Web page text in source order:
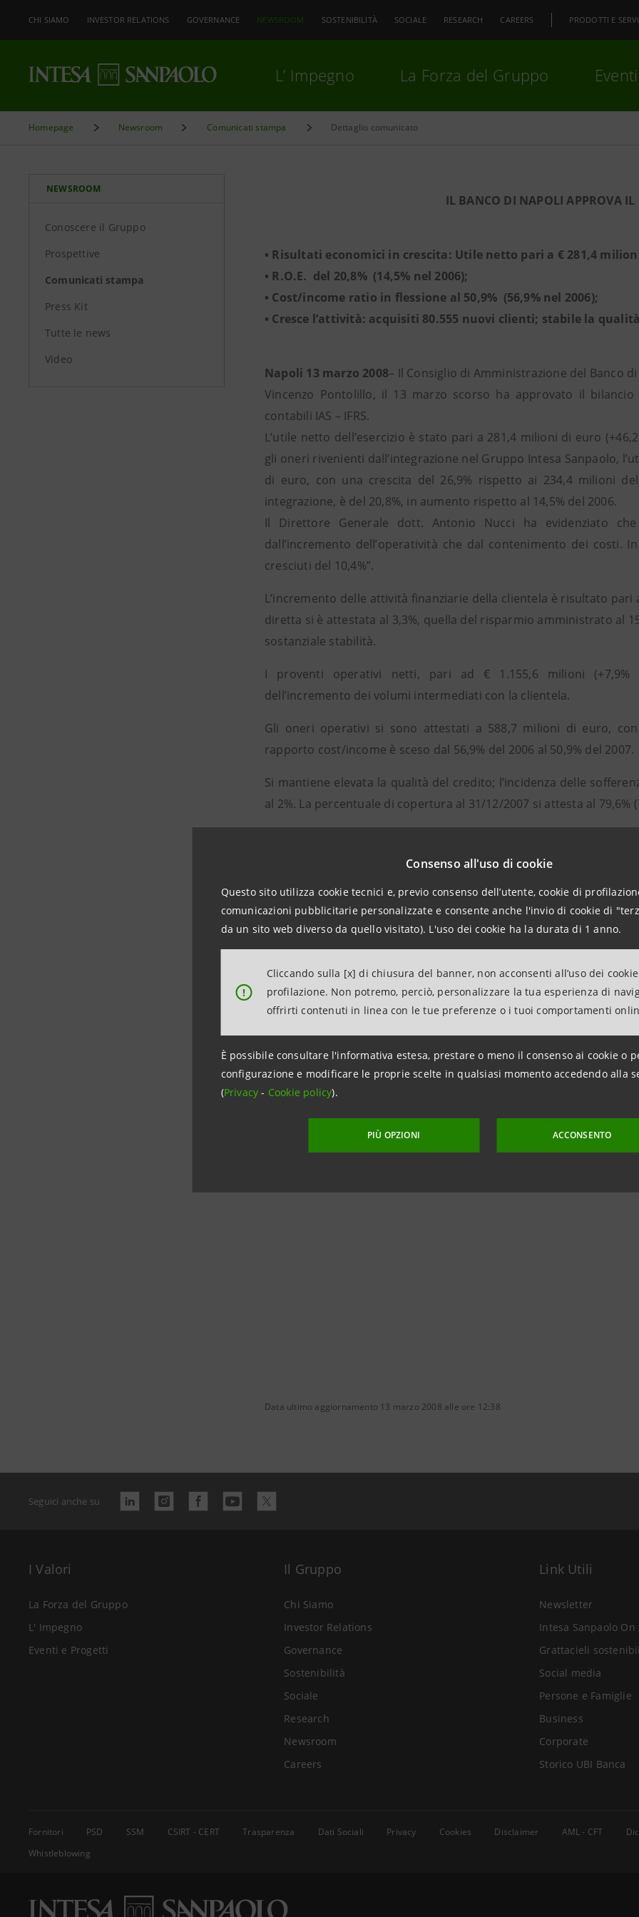
Consenso all'uso di cookie
Questo sito utilizza cookie tecnici e, previo consenso dell’utente, cookie di
comunicazioni pubblicitarie personalizzate e consente anche l'invio di cookie di
da un sito web diverso da quello visitato). L'uso dei cookie ha la durata di 1 anno.
!
Cliccando sulla [x] di chiusura del banner, non acconsenti all’uso dei
profilazione. Non potremo, perciò, personalizzare la tua esperienza di
offrirti contenuti in linea con le tue preferenze o i tuoi comportamenti
È possibile consultare l'informativa estesa, prestare o meno il consenso ai cookie o
configurazione e modificare le proprie scelte in qualsiasi momento accedendo alla
(Privacy- Cookie policy).
PIÙ OPZIONI ACCONSENTO
CHI SIAMO INVESTOR RELATIONS GOVERNANCE NEWSROOM SOSTENIBILITÀ SOCIALE RESEARCH CAREERS PRODOTTI E
L’ Impegno La Forza del Gruppo
Homepage Newsroom Comunicati stampa Dettaglio comunicato
NEWSROOM
Conoscere il Gruppo
Prospettive
Comunicati stampa
Press Kit
Tutte le news
Video
IL BANCO DI NAPOLI APPROVA
• Risultati economici in crescita: Utile netto pari a € 281,4
• R.O.E. del 20,8% (14,5% nel 2006);
• Cost/income ratio in flessione al 50,9% (56,9% nel 2006);
• Cresce l’attività: acquisiti 80.555 nuovi clienti; stabile la
Napoli 13 marzo 2008– Il Consiglio di Amministrazione del Banco
Vincenzo Pontolillo, il 13 marzo scorso ha approvato il
contabili IAS – IFRS.
L’utile netto dell’esercizio è stato pari a 281,4 milioni di euro
gli oneri rivenienti dall’integrazione nel Gruppo Intesa Sanpaolo,
di euro, con una crescita del 26,9% rispetto ai 234,4 milioni
integrazione, è del 20,8%, in aumento rispetto al 14,5% del 2006.
Il Direttore Generale dott. Antonio Nucci ha evidenziato
dall’incremento dell’operatività che dal contenimento dei costi.
cresciuti del 10,4%”.
L’incremento delle attività finanziarie della clientela è risultato pari
diretta si è attestata al 3,3%, quella del risparmio amministrato al
sostanziale stabilità.
I proventi operativi netti, pari ad € 1.155,6 milioni (+7,9%
dell’incremento dei volumi intermediati con la clientela.
Gli oneri operativi si sono attestati a 588,7 milioni di euro,
rapporto cost/income è sceso dal 56,9% del 2006 al 50,9% del 2007.
Si mantiene elevata la qualità del credito; l’incidenza delle
al 2%. La percentuale di copertura al 31/12/2007 si attesta al 79,6%
Molto intensa è risultata la crescita dei prodotti,
In particolare, nell’ambito dei prodotti telematici, sono attivi
(+3.424), 42.553 Remote Banking (+11.922).
Notevole anche la crescita delle carte di debito e credito,
In forte incremento, infine, il numero dei prestiti personali, da
Nel corso del 2007 il Banco di Napoli ha acquisito oltre 80.000
cui 10.390 imprese (+4,4%) e 120.187 PMI (+17,6%).
Rapporti con i Media
Napoli Angelo Iaccarino
Data ultimo aggiornamento 13 marzo 2008 alle ore 12:38
Seguici anche su
I Valori
La Forza del Gruppo
L' Impegno
Eventi e Progetti
Il Gruppo
Chi Siamo
Investor Relations
Governance
Sostenibilità
Sociale
Research
Newsroom
Careers
Link Utili
Newsletter
Intesa Sanpaolo On
Grattacieli
Social media
Persone e Famiglie
Business
Corporate
Storico UBI Banca
Fornitori PSD SSM CSIRT - CERT Trasparenza Dati Sociali Privacy Cookies Disclaimer AML - CFT
Whistleblowing